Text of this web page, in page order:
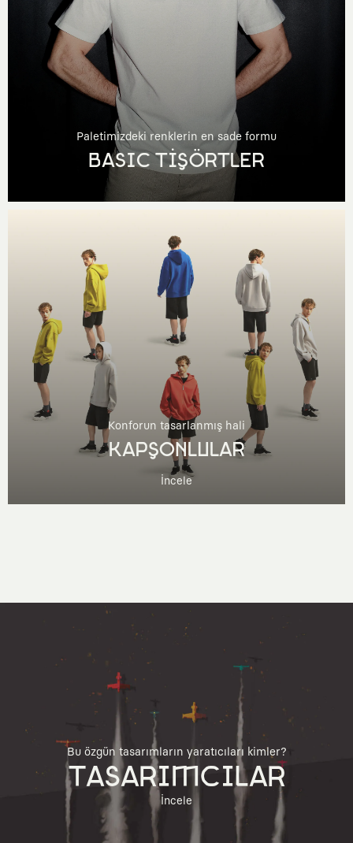
Paletimizdeki renklerin en sade formu
BASIC TİŞÖRTLER
Konforun tasarlanmış hali
KAPŞONLULAR
İncele
Bu özgün tasarımların yaratıcıları kimler?
TASARIMCILAR
İncele